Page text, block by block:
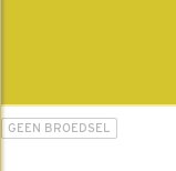
GEEN BROEDSEL